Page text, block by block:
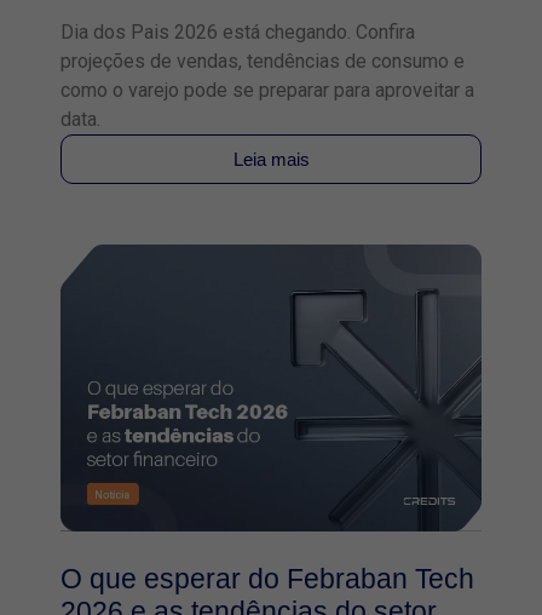
Dia dos Pais 2026 está chegando. Confira
projeções de vendas, tendências de consumo e
como o varejo pode se preparar para aproveitar a
data.
Leia mais
O que esperar do Febraban Tech